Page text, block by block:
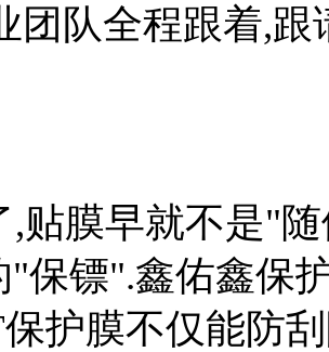
团队全程跟着,
,贴膜早就不是"
"保镖".鑫佑鑫保
护膜不仅能防